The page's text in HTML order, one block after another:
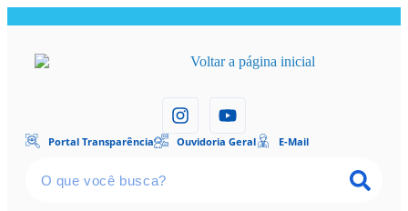
Portal Transparência Ouvidoria Geral E-Mail